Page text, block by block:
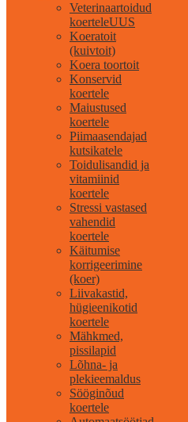
Veterinaartoidud
koerteleUUS
Koeratoit
(kuivtoit)
Koera toortoit
Konservid
koertele
Maiustused
koertele
Piimaasendajad
kutsikatele
Toidulisandid ja
vitamiinid
koertele
Stressi vastased
vahendid
koertele
Käitumise
korrigeerimine
(koer)
Liivakastid,
hügieenikotid
koertele
Mähkmed,
pissilapid
Lõhna- ja
plekieemaldus
Sööginõud
koertele